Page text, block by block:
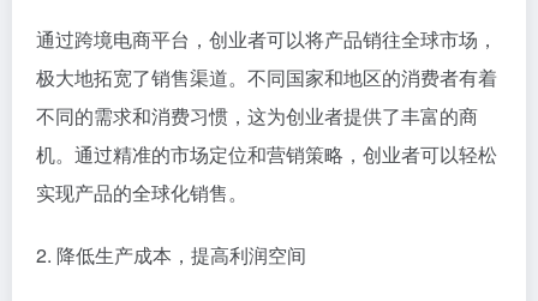
通过跨境电商平台，创业者可以将产品销往全球市场，
极大地拓宽了销售渠道。不同国家和地区的消费者有着
不同的需求和消费习惯，这为创业者提供了丰富的商
机。通过精准的市场定位和营销策略，创业者可以轻松
实现产品的全球化销售。
2. 降低生产成本，提高利润空间